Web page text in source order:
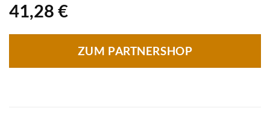
41,28 €
ZUM PARTNERSHOP